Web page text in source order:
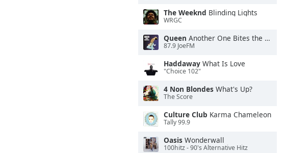
The Weeknd Blinding Lights
WRGC
Queen Another One Bites the Dust
87.9 JoeFM
Haddaway What Is Love
"Choice 102"
4 Non Blondes What's Up?
The Score
Culture Club Karma Chameleon
Tally 99.9
Oasis Wonderwall
100hitz - 90's Alternative Hitz